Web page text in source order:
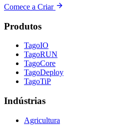
Comece a Criar
Produtos
TagoIO
TagoRUN
TagoCore
TagoDeploy
TagoTiP
Indústrias
Agricultura